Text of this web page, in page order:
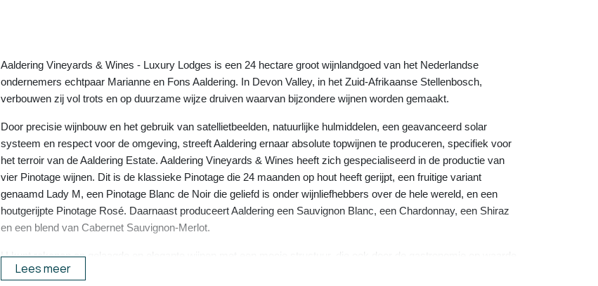
Aaldering Vineyards & Wines - Luxury Lodges is een 24 hectare groot wijnlandgoed van het Nederlandse
ondernemers echtpaar Marianne en Fons Aaldering. In Devon Valley, in het Zuid-Afrikaanse Stellenbosch,
verbouwen zij vol trots en op duurzame wijze druiven waarvan bijzondere wijnen worden gemaakt.
Door precisie wijnbouw en het gebruik van satellietbeelden, natuurlijke hulmiddelen, een geavanceerd solar
systeem en respect voor de omgeving, streeft Aaldering ernaar absolute topwijnen te produceren, specifiek voor
het terroir van de Aaldering Estate. Aaldering Vineyards & Wines heeft zich gespecialiseerd in de productie van
vier Pinotage wijnen. Dit is de klassieke Pinotage die 24 maanden op hout heeft gerijpt, een fruitige variant
genaamd Lady M, een Pinotage Blanc de Noir die geliefd is onder wijnliefhebbers over de hele wereld, en een
houtgerijpte Pinotage Rosé. Daarnaast produceert Aaldering een Sauvignon Blanc, een Chardonnay, een Shiraz
en een blend van Cabernet Sauvignon-Merlot.
U kunt rekenen op gelaagde en elegante wijnen met een mooie structuur, die ook door de gastronomie op waarde
worden geschat. © Aaldering Vineyards & Wines
Lees meer